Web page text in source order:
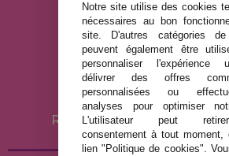
MENTIONS
POLITIQUE DE
POLITIQUE DE
LIVRAISON ET
RETOURS / DROIT DE
Notre site utilise des cookies
nécessaires au bon
site. D'autres catégories de
peuvent également être
personnaliser l'expérience
délivrer des offres
personnalisées ou
analyses pour optimiser
L'utilisateur peut
consentement à tout moment,
lien "Politique de cookies".